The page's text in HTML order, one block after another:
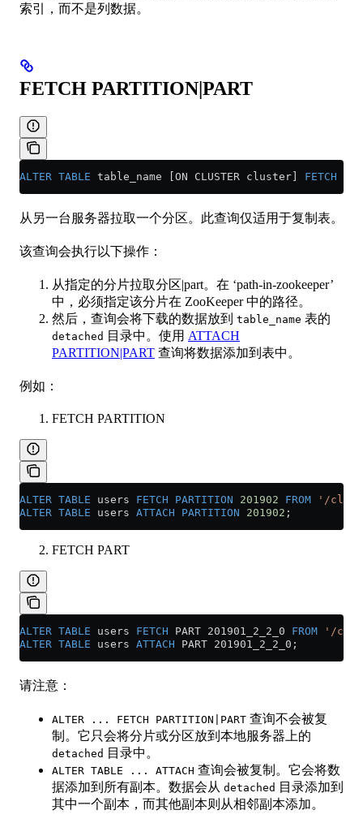
索引，而不是列数据。
FETCH PARTITION|PART
ALTER TABLE table_name [ON CLUSTER cluster] FETCH
从另一台服务器拉取一个分区。此查询仅适用于复制表。
该查询会执行以下操作：
从指定的分片拉取分区|part。在 ‘path-in-zookeeper’
中，必须指定该分片在 ZooKeeper 中的路径。
然后，查询会将下载的数据放到 table_name 表的
detached 目录中。使用 ATTACH
PARTITION|PART 查询将数据添加到表中。
例如：
FETCH PARTITION
ALTER TABLE users FETCH PARTITION 201902 FROM '/
ALTER TABLE users ATTACH PARTITION 201902 ;
FETCH PART
ALTER TABLE users FETCH PART 201901_2_2_0 FROM '/
ALTER TABLE users ATTACH PART 201901_2_2_0;
请注意：
ALTER ... FETCH PARTITION|PART 查询不会被复
制。它只会将分片或分区放到本地服务器上的
detached 目录中。
ALTER TABLE ... ATTACH 查询会被复制。它会将数
据添加到所有副本。数据会从 detached 目录添加到
其中一个副本，而其他副本则从相邻副本添加。